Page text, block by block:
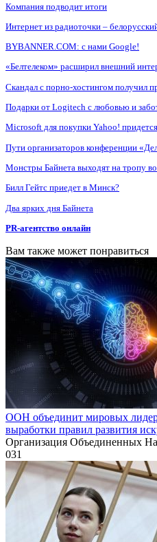
Компания подводит итоги
Интернет из радиоточки –
BYBANNER.COM: c нами Google!
«Белтелеком» расширил внешний
Скандал с порно-хостингом получил
Подарки от Logitech с любовью и
Microsoft для покупки Yahoo! придется
Пути организаторов конференции
Монстры Байнета выходят на тропу
Билл Гейтс приедет в Минск?
Два ярких дня Байнета
PR-агентство онлайн
Вам также может понравиться
ООН объединит мировых
выработки правил развития
Организация Объединенных
031